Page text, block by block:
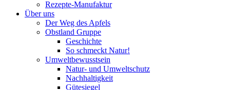
Rezepte-Manufaktur
Über uns
Der Weg des Apfels
Obstland Gruppe
Geschichte
So schmeckt Natur!
Umweltbewusstsein
Natur- und Umweltschutz
Nachhaltigkeit
Gütesiegel